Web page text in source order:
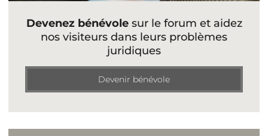
Devenez bénévolesur le forum et aidez
nos visiteurs dans leurs problèmes
juridiques
Devenir bénévole